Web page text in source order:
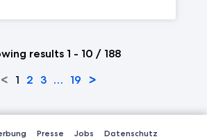
results 1 - 10 / 188
< 1 2 3 … 19 >
Presse Jobs
Datenschutz